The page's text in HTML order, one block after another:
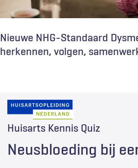
Nieuwe NHG-Standaard
herkennen, volgen,
Huisarts Kennis Quiz
Neusbloeding bij